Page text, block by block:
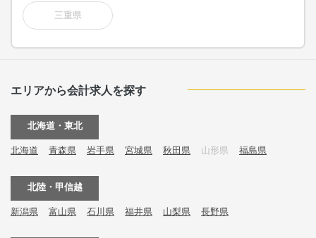
三重県
エリアから会計求人を探す
北海道・東北
北海道 青森県 岩手県 宮城県 秋田県 山形県 福島県
北陸・甲信越
新潟県 富山県 石川県 福井県 山梨県 長野県